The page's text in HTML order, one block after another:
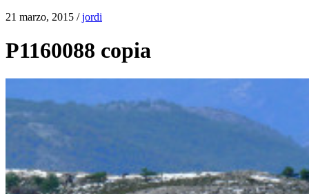
21 marzo, 2015 /jordi
P1160088 copia